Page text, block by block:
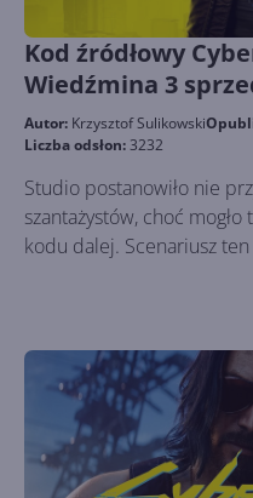
Kod źródłowy
Wiedźmina 3
Autor: Krzysztof Sulikowski
Liczba odsłon:3232
Studio postanowiło nie
szantażystów, choć
kodu dalej. Scenariusz ten